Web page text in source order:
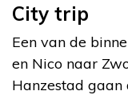
City trip
Een van de
en Nico naar
Hanzestad gaan